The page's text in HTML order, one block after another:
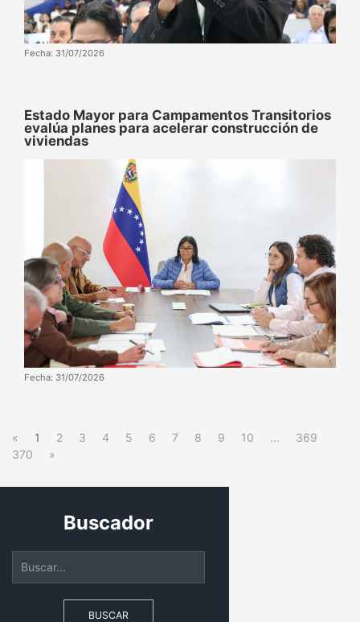
Fecha: 31/07/2026
Estado Mayor para Campamentos Transitorios
evalúa planes para acelerar construcción de
viviendas
Fecha: 31/07/2026
« 1 2 3 4 5 6 7 8 9 10 ...
369
370
»
Buscador
BUSCAR